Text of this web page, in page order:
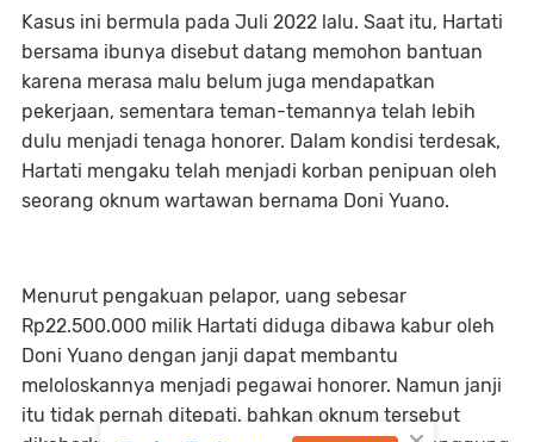
Kasus ini bermula pada Juli 2022 lalu. Saat itu, Hartati
bersama ibunya disebut datang memohon bantuan
karena merasa malu belum juga mendapatkan
pekerjaan, sementara teman-temannya telah lebih
dulu menjadi tenaga honorer. Dalam kondisi terdesak,
Hartati mengaku telah menjadi korban penipuan oleh
seorang oknum wartawan bernama Doni Yuano.
Menurut pengakuan pelapor, uang sebesar
Rp22.500.000 milik Hartati diduga dibawa kabur oleh
Doni Yuano dengan janji dapat membantu
meloloskannya menjadi pegawai honorer. Namun janji
itu tidak pernah ditepati, bahkan oknum tersebut